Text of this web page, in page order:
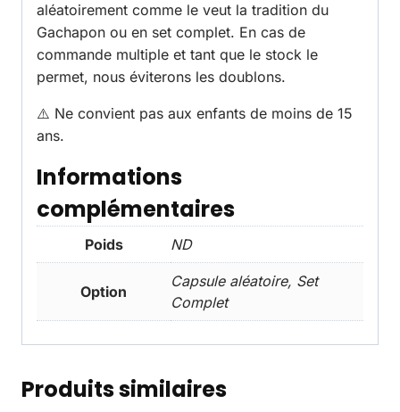
aléatoirement comme le veut la tradition du
Gachapon ou en set complet. En cas de
commande multiple et tant que le stock le
permet, nous éviterons les doublons.
⚠️ Ne convient pas aux enfants de moins de 15
ans.
Informations
complémentaires
Poids ND
Option
Capsule aléatoire, Set
Complet
Produits similaires